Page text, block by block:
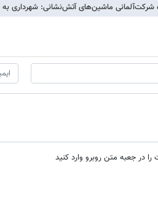
شرکت‌آلمانی ماشین‌های آتش‌نشانی: شهرداری
در جعبه متن روبرو وارد کنید